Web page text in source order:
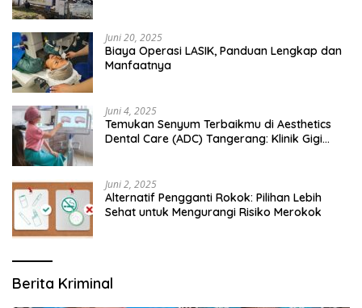
Juni 20, 2025
Biaya Operasi LASIK, Panduan Lengkap dan
Manfaatnya
Juni 4, 2025
Temukan Senyum Terbaikmu di Aesthetics
Dental Care (ADC) Tangerang: Klinik Gigi
Juni 2, 2025
Alternatif Pengganti Rokok: Pilihan Lebih
Sehat untuk Mengurangi Risiko Merokok
Berita Kriminal